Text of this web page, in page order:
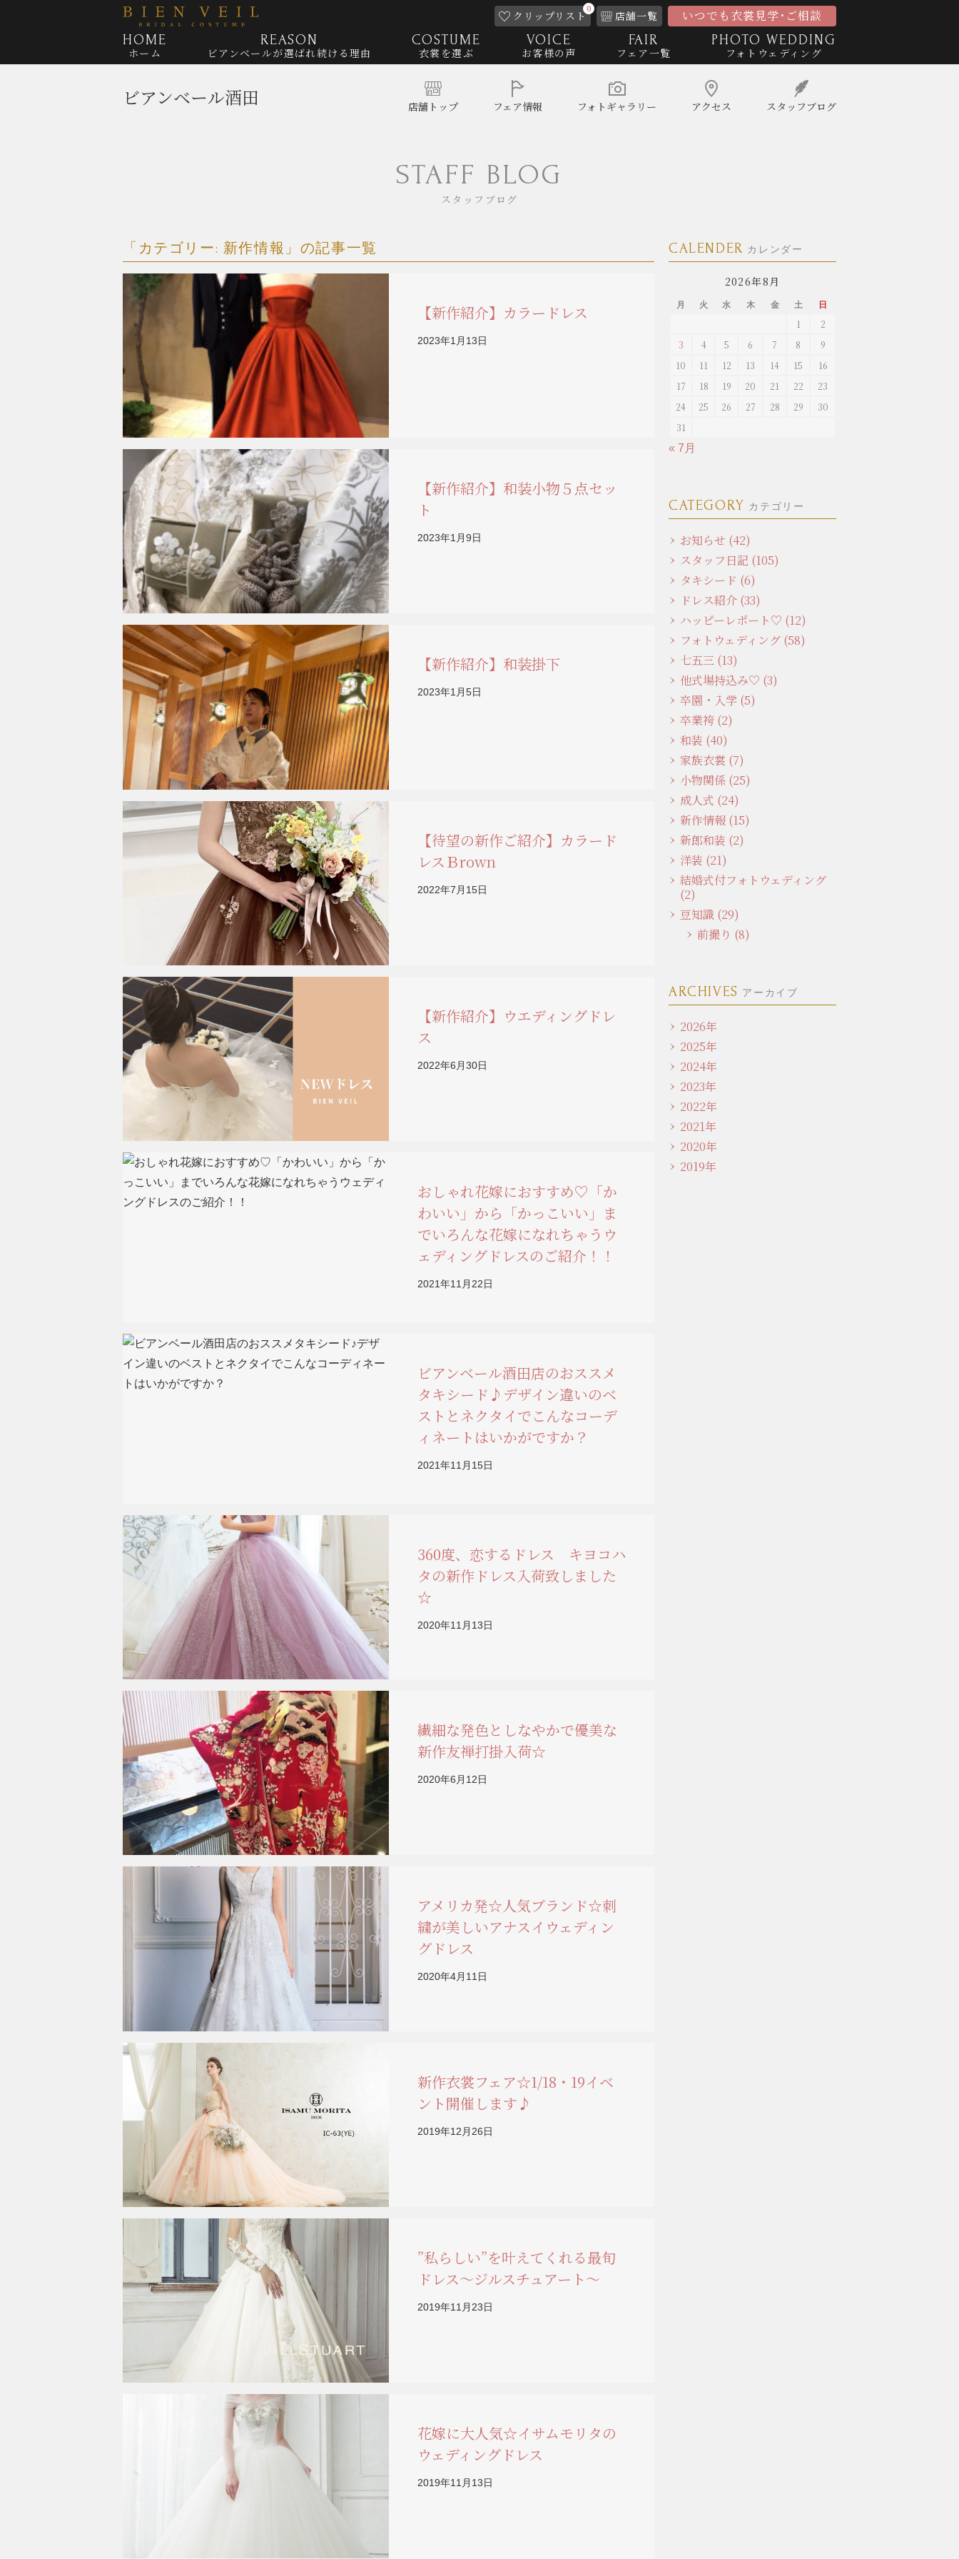
クリップリスト
0
店舗一覧 いつでも衣裳見学･ご相談
HOME
ホーム
REASON
ビアンベールが選ばれ続ける理由
COSTUME
衣裳を選ぶ
VOICE
お客様の声
FAIR
フェア一覧
PHOTO WEDDING
フォトウェディング
ビアンベール酒田 店舗 トップ フェア情報 フォト ギャラリー アクセス スタッフ ブログ
STAFF BLOG
スタッフブログ
「カテゴリー: 新作情報 」の記事一覧
【新作紹介】カラードレス
2023年1月13日
【新作紹介】和装小物５点セッ
ト
2023年1月9日
【新作紹介】和装掛下
2023年1月5日
【待望の新作ご紹介】カラード
レスＢrown
2022年7月15日
【新作紹介】ウエディングドレ
ス
2022年6月30日
おしゃれ花嫁におすすめ♡「か
わいい」から「かっこいい」ま
でいろんな花嫁になれちゃうウ
ェディングドレスのご紹介！！
2021年11月22日
ビアンベール酒田店のおススメ
タキシード♪デザイン違いのベ
ストとネクタイでこんなコーデ
ィネートはいかがですか？
2021年11月15日
360度、恋するドレス キヨコハ
タの新作ドレス入荷致しました
☆
2020年11月13日
繊細な発色としなやかで優美な
新作友禅打掛入荷☆
2020年6月12日
アメリカ発☆人気ブランド☆刺
繍が美しいアナスイウェディン
グドレス
2020年4月11日
新作衣裳フェア☆1/18・19イベ
ント開催します♪
2019年12月26日
”私らしい”を叶えてくれる最旬
ドレス～ジルスチュアート～
2019年11月23日
花嫁に大人気☆イサムモリタの
ウェディングドレス
2019年11月13日
CALENDER カレンダー
2026年8月
月 火 水 木 金 土 日
1
2
3
4 5 6 7 8
9
10
11 12 13 14 15
16
17
18 19 20 21 22
23
24
25 26 27 28 29
30
31
« 7月
CATEGORY カテゴリー
お知らせ (42)
スタッフ日記 (105)
タキシード (6)
ドレス紹介 (33)
ハッピーレポート♡ (12)
フォトウェディング (58)
七五三 (13)
他式場持込み♡ (3)
卒園・入学 (5)
卒業袴 (2)
和装 (40)
家族衣裳 (7)
小物関係 (25)
成人式 (24)
新作情報 (15)
新郎和装 (2)
洋装 (21)
結婚式付フォトウェディング
(2)
豆知識 (29)
前撮り (8)
ARCHIVES アーカイブ
2026年
2025年
2024年
2023年
2022年
2021年
2020年
2019年